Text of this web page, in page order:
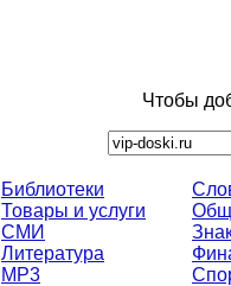
Чтобы
Библиотеки
Товары и услуги
СМИ
Литература
MP3